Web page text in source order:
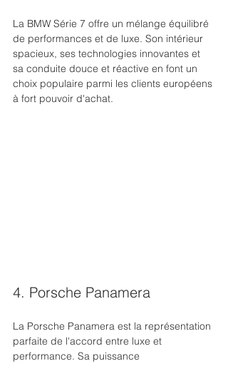
La BMW Série 7 offre un mélange équilibré
de performances et de luxe. Son intérieur
spacieux, ses technologies innovantes et
sa conduite douce et réactive en font un
choix populaire parmi les clients européens
à fort pouvoir d'achat.
4. Porsche Panamera
La Porsche Panamera est la représentation
parfaite de l'accord entre luxe et
performance. Sa puissance